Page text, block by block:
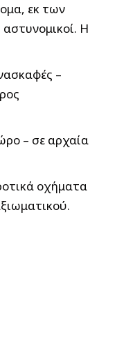
εκ των
Η
–
– σε αρχαία
οχήματα